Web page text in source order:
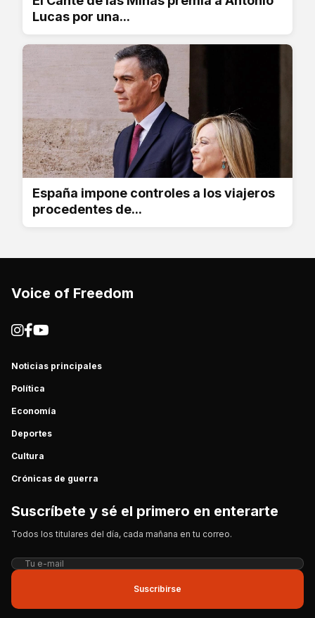
Lucas por una...
España impone controles a los viajeros
procedentes de...
Voice of Freedom
Noticias principales
Política
Economía
Deportes
Cultura
Crónicas de guerra
Suscríbete y sé el primero en enterarte
Todos los titulares del día, cada mañana en tu correo.
Suscribirse